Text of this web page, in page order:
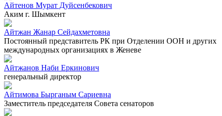
Айтенов Мурат Дуйсенбекович
Аким г. Шымкент
Айтжан Жанар Сейдахметовна
Постоянный представитель РК при Отделении ООН и других
международных организациях в Женеве
Айтжанов Наби Еркинович
генеральный директор
Айтимова Бырганым Сариевна
Заместитель председателя Совета сенаторов